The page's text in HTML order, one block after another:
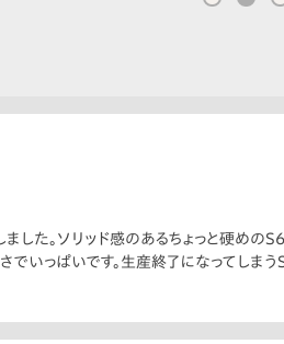
した。ソリッド感のあるちょっと硬めの
でいっぱいです。生産終了になってしま